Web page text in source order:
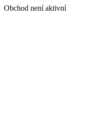
Obchod není aktivní